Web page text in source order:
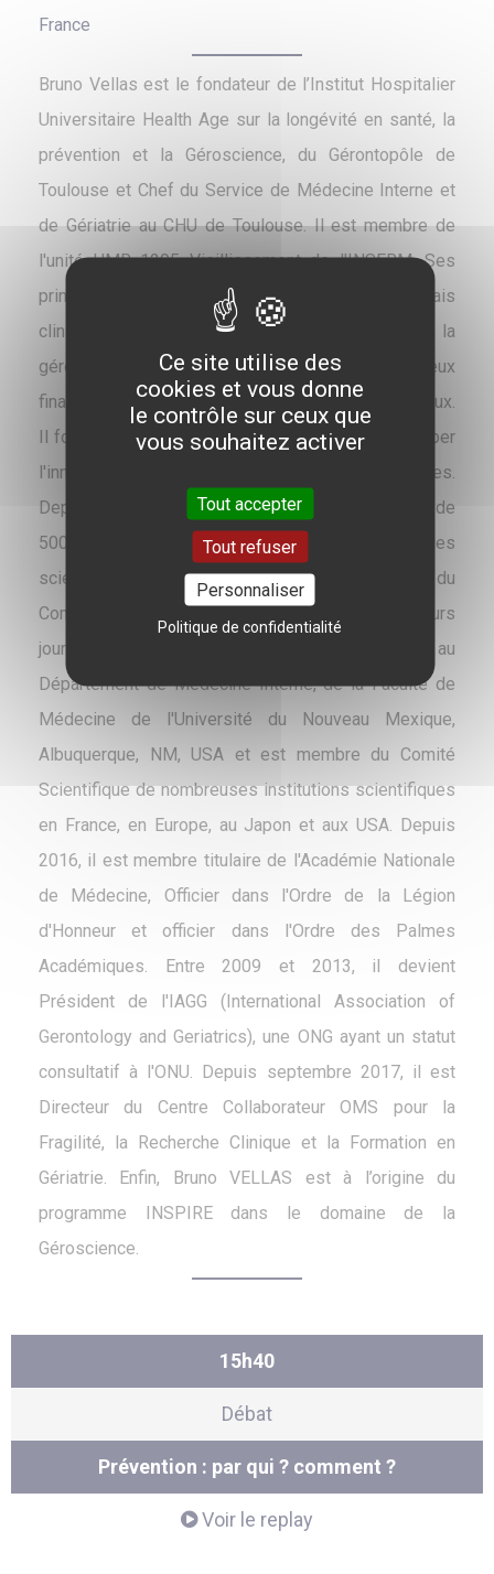
France
Bruno Vellas est le fondateur de l’Institut Hospitalier
Universitaire Health Age sur la longévité en santé, la
prévention et la Géroscience, du Gérontopôle de
Toulouse et Chef du Service de Médecine Interne et
de Gériatrie au CHU de Toulouse. Il est membre de
l'unité UMR 1295 Vieillissement de l'INSERM. Ses
principaux sujets de recherche sont : les essais
cliniques dans la maladie d’Alzheimer, la fragilité, la
géroscience, qui ont fait l'objet de nombreux
financements nationaux, européens et internationaux.
Il fonde le Gérontopôle de Toulouse pour développer
l'innovation et la recherche sur les personnes âgées.
Depuis 1987, il est l'auteur et co-auteur de plus de
500 publications parues dans des revues
scientifiques avec Index H: 140. Il est membre du
Comité de Rédaction et reviewer dans plusieurs
journaux importants. Il est Professeur Associé au
Département de Médecine Interne, de la Faculté de
Médecine de l'Université du Nouveau Mexique,
Albuquerque, NM, USA et est membre du Comité
Scientifique de nombreuses institutions scientifiques
en France, en Europe, au Japon et aux USA. Depuis
2016, il est membre titulaire de l'Académie Nationale
de Médecine, Officier dans l'Ordre de la Légion
d'Honneur et officier dans l'Ordre des Palmes
Académiques. Entre 2009 et 2013, il devient
Président de l'IAGG (International Association of
Gerontology and Geriatrics), une ONG ayant un statut
consultatif à l'ONU. Depuis septembre 2017, il est
Directeur du Centre Collaborateur OMS pour la
Fragilité, la Recherche Clinique et la Formation en
Gériatrie. Enfin, Bruno VELLAS est à l’origine du
programme INSPIRE dans le domaine de la
Géroscience.
15h40
Débat
Prévention : par qui ? comment ?
Voir le replay
Ce site utilise des
cookies et vous donne
le contrôle sur ceux que
vous souhaitez activer
Tout accepter
Tout refuser
Personnaliser
Politique de confidentialité